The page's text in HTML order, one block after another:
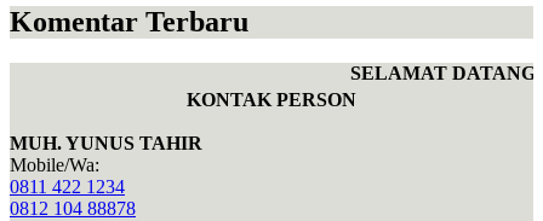
Komentar Terbaru
SELAMAT DATANG
KONTAK PERSON
MUH. YUNUS TAHIR
Mobile/Wa:
0811 422 1234
0812 104 88878